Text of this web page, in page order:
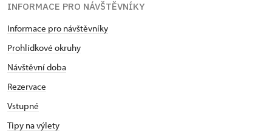
INFORMACE PRO NÁVŠTĚVNÍKY
Informace pro návštěvníky
Prohlídkové okruhy
Návštěvní doba
Rezervace
Vstupné
Tipy na výlety